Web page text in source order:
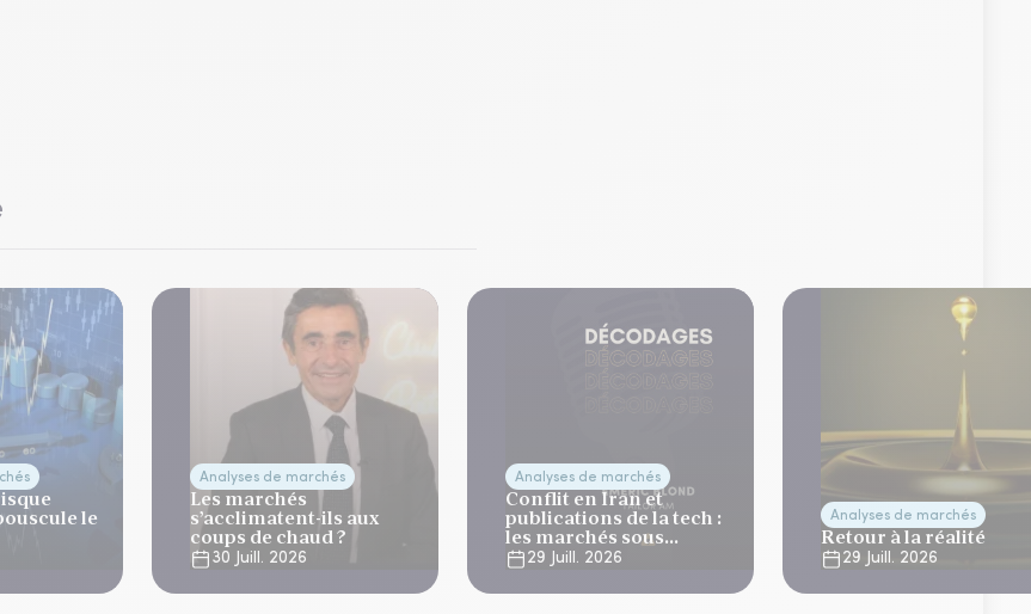
le
Analyses de marchés
Les marchés
s’acclimatent-ils aux
coups de chaud ?
30 Juill. 2026
Analyses de marchés
Conflit en Iran et
publications de la tech :
les marchés sous
tension
29 Juill. 2026
Analyses de marchés
Retour à la réalité
29 Juill. 2026